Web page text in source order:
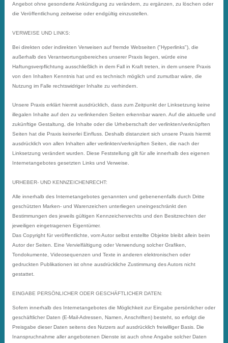
Angebot ohne gesonderte Ankündigung zu verändern, zu ergänzen, zu löschen oder
die Veröffentlichung zeitweise oder endgültig einzustellen.
VERWEISE UND LINKS:
Bei direkten oder indirekten Verweisen auf fremde Webseiten ("Hyperlinks"), die
außerhalb des Verantwortungsbereiches unserer Praxis liegen, würde eine
Haftungsverpflichtung ausschließlich in dem Fall in Kraft treten, in dem unsere Praxis
von den Inhalten Kenntnis hat und es technisch möglich und zumutbar wäre, die
Nutzung im Falle rechtswidriger Inhalte zu verhindern.
Unsere Praxis erklärt hiermit ausdrücklich, dass zum Zeitpunkt der Linksetzung keine
illegalen Inhalte auf den zu verlinkenden Seiten erkennbar waren. Auf die aktuelle und
zukünftige Gestaltung, die Inhalte oder die Urheberschaft der verlinkten/verknüpften
Seiten hat die Praxis keinerlei Einfluss. Deshalb distanziert sich unsere Praxis hiermit
ausdrücklich von allen Inhalten aller verlinkten/verknüpften Seiten, die nach der
Linksetzung verändert wurden. Diese Feststellung gilt für alle innerhalb des eigenen
Internetangebotes gesetzten Links und Verweise.
URHEBER- UND KENNZEICHENRECHT:
Alle innerhalb des Internetangebotes genannten und gebenenenfalls durch Dritte
geschützten Marken- und Warenzeichen unterliegen uneingeschränkt den
Bestimmungen des jeweils gültigen Kennzeichenrechts und den Besitzrechten der
jeweiligen eingetragenen Eigentümer.
Das Copyright für veröffentlichte, vom Autor selbst erstellte Objekte bleibt allein beim
Autor der Seiten. Eine Vervielfältigung oder Verwendung solcher Grafiken,
Tondokumente, Videosequenzen und Texte in anderen elektronischen oder
gedruckten Publikationen ist ohne ausdrückliche Zustimmung des Autors nicht
gestattet.
EINGABE PERSÖNLICHER ODER GESCHÄFTLICHER DATEN:
Sofern innerhalb des Internetangebotes die Möglichkeit zur Eingabe persönlicher oder
geschäftlicher Daten (E-Mail-Adressen, Namen, Anschriften) besteht, so erfolgt die
Preisgabe dieser Daten seitens des Nutzers auf ausdrücklich freiwilliger Basis. Die
Inanspruchnahme aller angebotenen Dienste ist auch ohne Angabe solcher Daten